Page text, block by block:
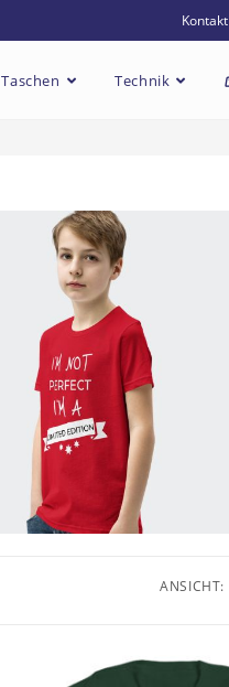
Kontakt
Taschen Technik
ANSICHT: